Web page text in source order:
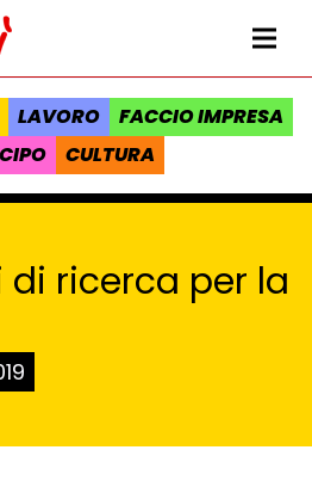
della Regione Toscana
LAVORO
FACCIO IMPRESA
CULTURA
di ricerca per la